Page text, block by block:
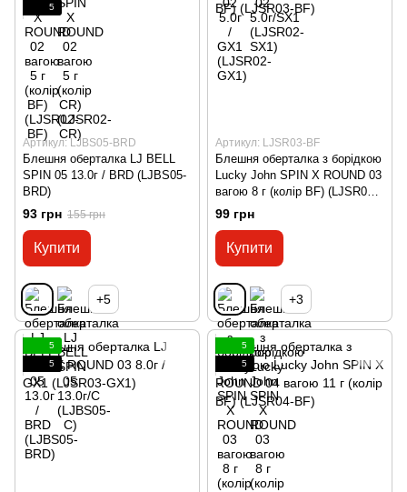
5
Артикул: LJBS05-BRD
Блешня оберталка LJ BELL
SPIN 05 13.0г / BRD (LJBS05-
BRD)
93 грн 155 грн
Купити
+5
Артикул: LJSR03-BF
Блешня оберталка з борідкою
Lucky John SPIN X ROUND 03
вагою 8 г (колір BF) (LJSR03-
BF)
99 грн
Купити
+3
5
5
5
5